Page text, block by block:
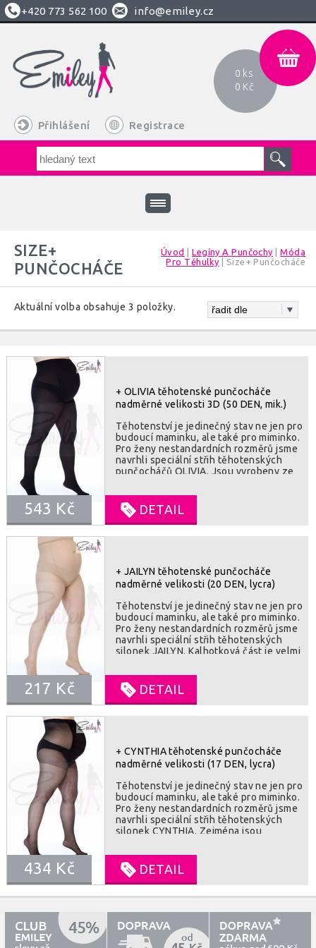
+420 773 562 100 info@emiley.cz
Přihlášení Registrace
0 ks
0 Kč
Úvod |Legíny A Punčochy |Móda
Pro Těhulky
Size+ Punčocháče
SIZE+
PUNČOCHÁČE
Aktuální volba obsahuje 3 položky.
+ OLIVIA těhotenské punčocháče
nadměrné velikosti 3D (50 DEN, mik.)
Těhotenství je jedinečný stav ne jen pro
budoucí maminku, ale také pro miminko.
Pro ženy nestandardních rozměrů jsme
navrhli speciální střih těhotenských
punčocháčů OLIVIA. Jsou vyrobeny ze
Kalhotková část je velmi flexibilní, v
přední části je velký půlkruhový klín.
Technologie 3D navíc zajišťuje relaxační
působení. Perfektně sedí. Vhodné pro
543 Kč DETAIL
+ JAILYN těhotenské punčocháče
nadměrné velikosti (20 DEN, lycra)
Těhotenství je jedinečný stav ne jen pro
budoucí maminku, ale také pro miminko.
Pro ženy nestandardních rozměrů jsme
navrhli speciální střih těhotenských
silonek JAILYN. Kalhotková část je velmi
půlkruhový klín a vysoko umístněná
guma. Punčocháče jsou dobře
přizpůsobivé i ve stehenní části.
Vhodné jsou zejména pro letní období.
217 Kč DETAIL
+ CYNTHIA těhotenské punčocháče
nadměrné velikosti (17 DEN, lycra)
Těhotenství je jedinečný stav ne jen pro
budoucí maminku, ale také pro miminko.
Pro ženy nestandardních rozměrů jsme
navrhli speciální střih těhotenských
silonek CYNTHIA. Zejména jsou
vyztužena a bříško je tak pocitově ve
větším bezpečí. Samozřejmostí pak je
velká flexibilita v oblasti stehen a beder.
Vhodné zejména pro letní období.
SLOZENI : 90% polyamide, 10% elastan
434 Kč DETAIL